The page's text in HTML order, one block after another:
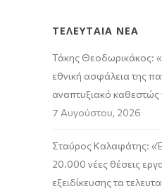
ΤΕΛΕΥΤΑΙΑ ΝΕΑ
Τάκης Θεοδωρικάκος:
εθνική ασφάλεια της
αναπτυξιακό καθεστώς
7 Αυγούστου, 2026
Σταύρος Καλαφάτης:
20.000 νέες θέσεις
εξειδίκευσης τα